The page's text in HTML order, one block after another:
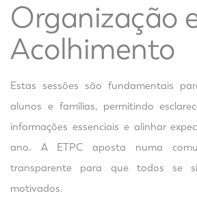
Organização
Acolhimento
Estas sessões são fundamentais
alunos e famílias, permitindo
informações essenciais e alinhar
ano. A ETPC aposta numa
transparente para que todos se
motivados.